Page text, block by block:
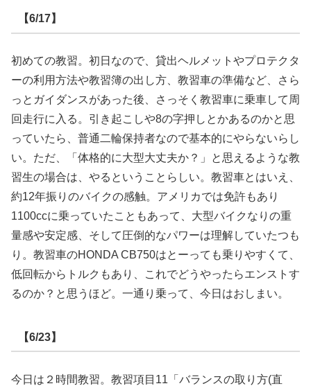
【6/17】
初めての教習。初日なので、貸出ヘルメットやプロテクタ
ーの利用方法や教習簿の出し方、教習車の準備など、さら
っとガイダンスがあった後、さっそく教習車に乗車して周
回走行に入る。引き起こしや8の字押しとかあるのかと思
っていたら、普通二輪保持者なので基本的にやらないらし
い。ただ、「体格的に大型大丈夫か？」と思えるような教
習生の場合は、やるということらしい。教習車とはいえ、
約12年振りのバイクの感触。アメリカでは免許もあり
1100ccに乗っていたこともあって、大型バイクなりの重
量感や安定感、そして圧倒的なパワーは理解していたつも
り。教習車のHONDA CB750はとーっても乗りやすくて、
低回転からトルクもあり、これでどうやったらエンストす
るのか？と思うほど。一通り乗って、今日はおしまい。
【6/23】
今日は２時間教習。教習項目11「バランスの取り方(直